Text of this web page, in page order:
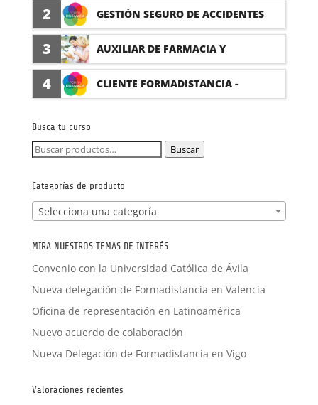
PRÁCTICAS
2 GESTIÓN SEGURO DE ACCIDENTES
(PRÁCTICAS FORMATIVAS)
3 AUXILIAR DE FARMACIA Y
PARAFARMACIA CON PRÁCTICAS
4 CLIENTE FORMADISTANCIA -
Busca tu curso
Buscar
Buscar
Categorías de producto
Selecciona una categoría
MIRA NUESTROS TEMAS DE INTERÉS
Convenio con la Universidad Católica de Ávila
Nueva delegación de Formadistancia en Valencia
Oficina de representación en Latinoamérica
Nuevo acuerdo de colaboración
Nueva Delegación de Formadistancia en Vigo
Valoraciones recientes